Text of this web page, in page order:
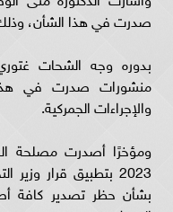
صدرت في هذا الشأن،
بدوره وجه الشحات
منشورات صدرت في
والإجراءات الجمركية.